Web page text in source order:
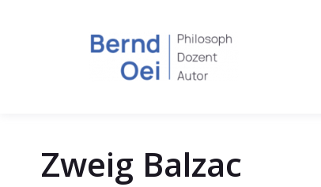
Zweig Balzac